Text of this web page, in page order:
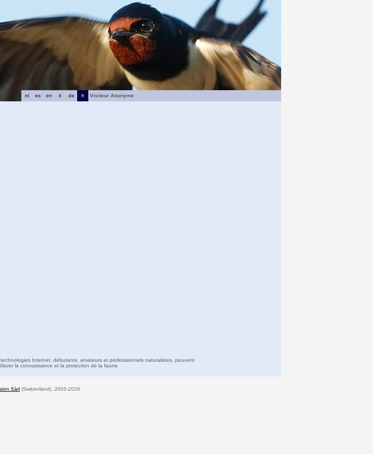
fr
de
it
en
es
nl
Visiteur Anonyme
Internet, débutants, amateurs et professionnels naturalistes, peuvent
la connaissance et la protection de la faune
Sàrl (Switzerland), 2003-2026